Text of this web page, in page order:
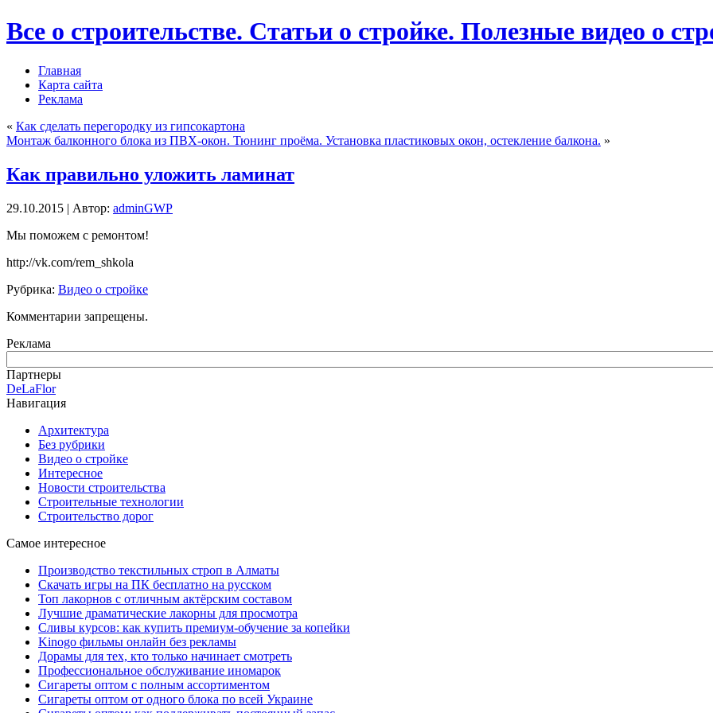
Все о строительстве. Статьи о стройке. Полезные видео о
Главная
Карта сайта
Реклама
« Как сделать перегородку из гипсокартона
Монтаж балконного блока из ПВХ-окон. Тюнинг проёма. Установка пластиковых окон, остекление балкона. »
Как правильно уложить ламинат
29.10.2015 | Автор: adminGWP
Мы поможем с ремонтом!
http://vk.com/rem_shkola
Рубрика: Видео о стройке
Комментарии запрещены.
Реклама
Партнеры
DeLaFlor
Навигация
Архитектура
Без рубрики
Видео о стройке
Интересное
Новости строительства
Строительные технологии
Строительство дорог
Самое интересное
Производство текстильных строп в Алматы
Скачать игры на ПК бесплатно на русском
Топ лакорнов с отличным актёрским составом
Лучшие драматические лакорны для просмотра
Сливы курсов: как купить премиум-обучение за копейки
Kinogo фильмы онлайн без рекламы
Дорамы для тех, кто только начинает смотреть
Профессиональное обслуживание иномарок
Сигареты оптом с полным ассортиментом
Сигареты оптом от одного блока по всей Украине